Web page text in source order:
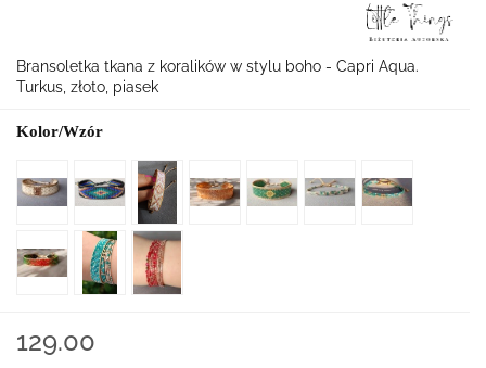
Bransoletka tkana z koralików w stylu boho - Capri Aqua.
Turkus, złoto, piasek
Kolor/Wzór
129.00